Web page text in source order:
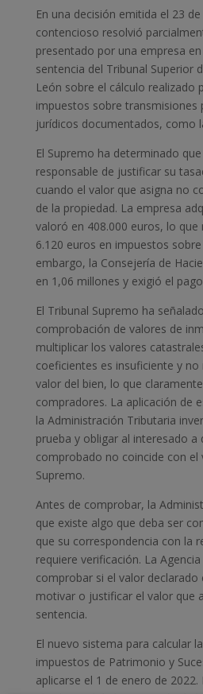
En una decisión emitida el 23
contencioso resolvió
presentado por una empresa
sentencia del Tribunal Superior
León sobre el cálculo realizado
impuestos sobre transmisiones
jurídicos documentados, como
El Supremo ha determinado
responsable de justificar su
cuando el valor que asigna no
de la propiedad. La empresa
valoró en 408.000 euros, lo
6.120 euros en impuestos sobre
embargo, la Consejería de
en 1,06 millones y exigió el
El Tribunal Supremo ha
comprobación de valores de
multiplicar los valores
coeficientes es insuficiente y
valor del bien, lo que
compradores. La aplicación de
la Administración Tributaria
prueba y obligar al interesado
comprobado no coincide con el
Supremo.
Antes de comprobar, la
que existe algo que deba ser
que su correspondencia con la
requiere verificación. La
comprobar si el valor
motivar o justificar el valor que
sentencia.
El nuevo sistema para calcular
impuestos de Patrimonio y
aplicarse el 1 de enero de 2022.